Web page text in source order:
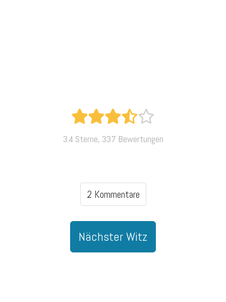
3.4 Sterne, 337 Bewertungen
2 Kommentare
Nächster Witz